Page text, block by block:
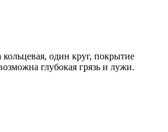
один круг, покрытие
глубокая грязь и лужи.